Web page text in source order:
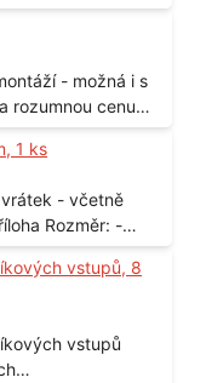
60 cm, levé, 2 ks
rozumnou cenu
1 ks
-
cm Lokalita: - Senohraby Nabídky na e-mail.
vstupů, 8
vstupů